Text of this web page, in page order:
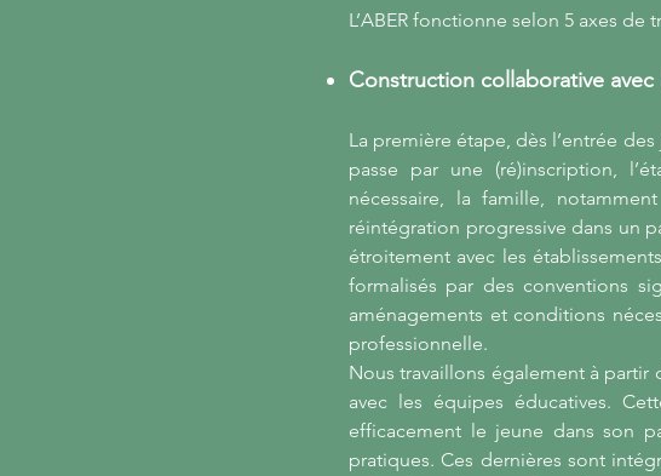
L’ABER fonctionne selon 5 axes de
Construction collaborative avec
La première étape, dès l’entrée
passe par une (ré)inscription,
nécessaire, la famille,
réintégration progressive dans un
étroitement avec les
formalisés par des conventions
aménagements et conditions
professionnelle.
Nous travaillons également à
avec les équipes éducatives.
efficacement le jeune dans son
pratiques. Ces dernières sont